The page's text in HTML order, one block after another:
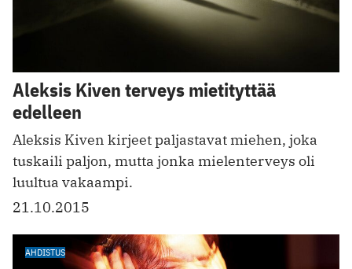
Aleksis Kiven terveys mietityttää
edelleen
Aleksis Kiven kirjeet paljastavat miehen, joka
tuskaili paljon, mutta jonka mielenterveys oli
luultua vakaampi.
21.10.2015
AHDISTUS